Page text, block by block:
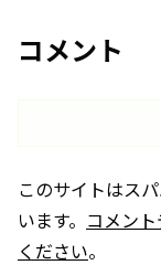
コメント
このサイトはス
います。 コメン
ください。